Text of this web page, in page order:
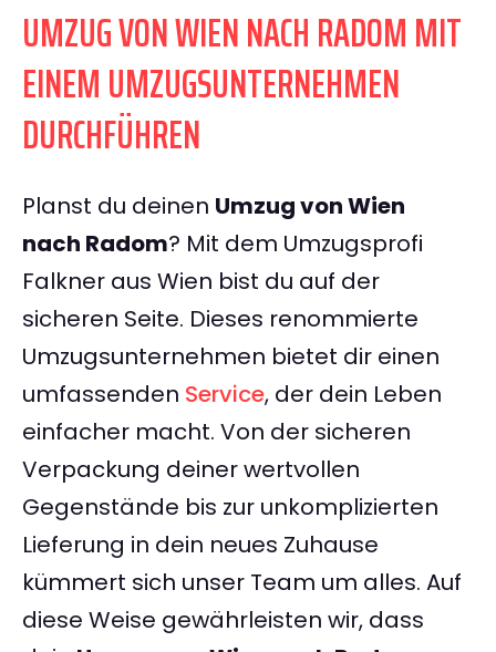
UMZUG VON WIEN NACH RADOM MIT
EINEM UMZUGSUNTERNEHMEN
DURCHFÜHREN
Planst du deinen Umzug von Wien
nach Radom? Mit dem Umzugsprofi
Falkner aus Wien bist du auf der
sicheren Seite. Dieses renommierte
Umzugsunternehmen bietet dir einen
umfassenden Service, der dein Leben
einfacher macht. Von der sicheren
Verpackung deiner wertvollen
Gegenstände bis zur unkomplizierten
Lieferung in dein neues Zuhause
kümmert sich unser Team um alles. Auf
diese Weise gewährleisten wir, dass